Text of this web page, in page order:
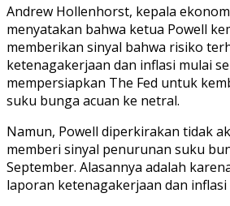
Andrew Hollenhorst, kepala
menyatakan bahwa ketua Powell
memberikan sinyal bahwa risiko
ketenagakerjaan dan inflasi mulai
mempersiapkan The Fed untuk
suku bunga acuan ke netral.
Namun, Powell diperkirakan tidak
memberi sinyal penurunan suku
September. Alasannya adalah
laporan ketenagakerjaan dan